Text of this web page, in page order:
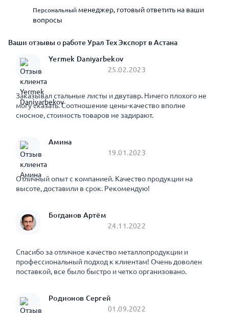
Персональный менеджер, готовый ответить на ваши
вопросы
Ваши отзывы о работе Урал Тех Экспорт в Астана
Yermek Daniyarbekov
25.02.2023
Заказывал стальные листы и двутавр. Ничего плохого не
могу сказать. Соотношение цены-качество вполне
сносное, стоимость товаров не задирают.
Амина
19.01.2023
Отличный опыт с компанией. Качество продукции на
высоте, доставили в срок. Рекомендую!
Богданов Артём
24.11.2022
Спасибо за отличное качество металлопродукции и
профессиональный подход к клиентам! Очень доволен
поставкой, все было быстро и четко организовано.
Родионов Сергей
01.09.2022